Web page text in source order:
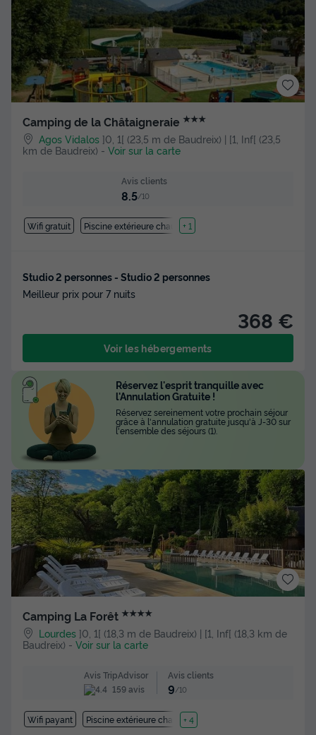
Camping de la Châtaigneraie ★★★
Agos Vidalos ]0, 1[ (23,5 m de Baudreix) | [1, Inf[ (23,5
km de Baudreix) - Voir sur la carte
Avis clients
8.5/10
Wifi gratuit Piscine extérieure chauffée
+ 1
Studio 2 personnes - Studio 2 personnes
Meilleur prix pour 7 nuits
368 €
Voir les hébergements
Camping La Forêt ★★★★
Lourdes ]0, 1[ (18,3 m de Baudreix) | [1, Inf[ (18,3 km de
Baudreix) - Voir sur la carte
Avis TripAdvisor
159 avis
Avis clients
9/10
Wifi payant Piscine extérieure chauffée
+ 4
Réservez l'esprit tranquille avec
l'Annulation Gratuite !
Réservez sereinement votre prochain séjour
grâce à l'annulation gratuite jusqu'à J-30 sur
l'ensemble des séjours (1).